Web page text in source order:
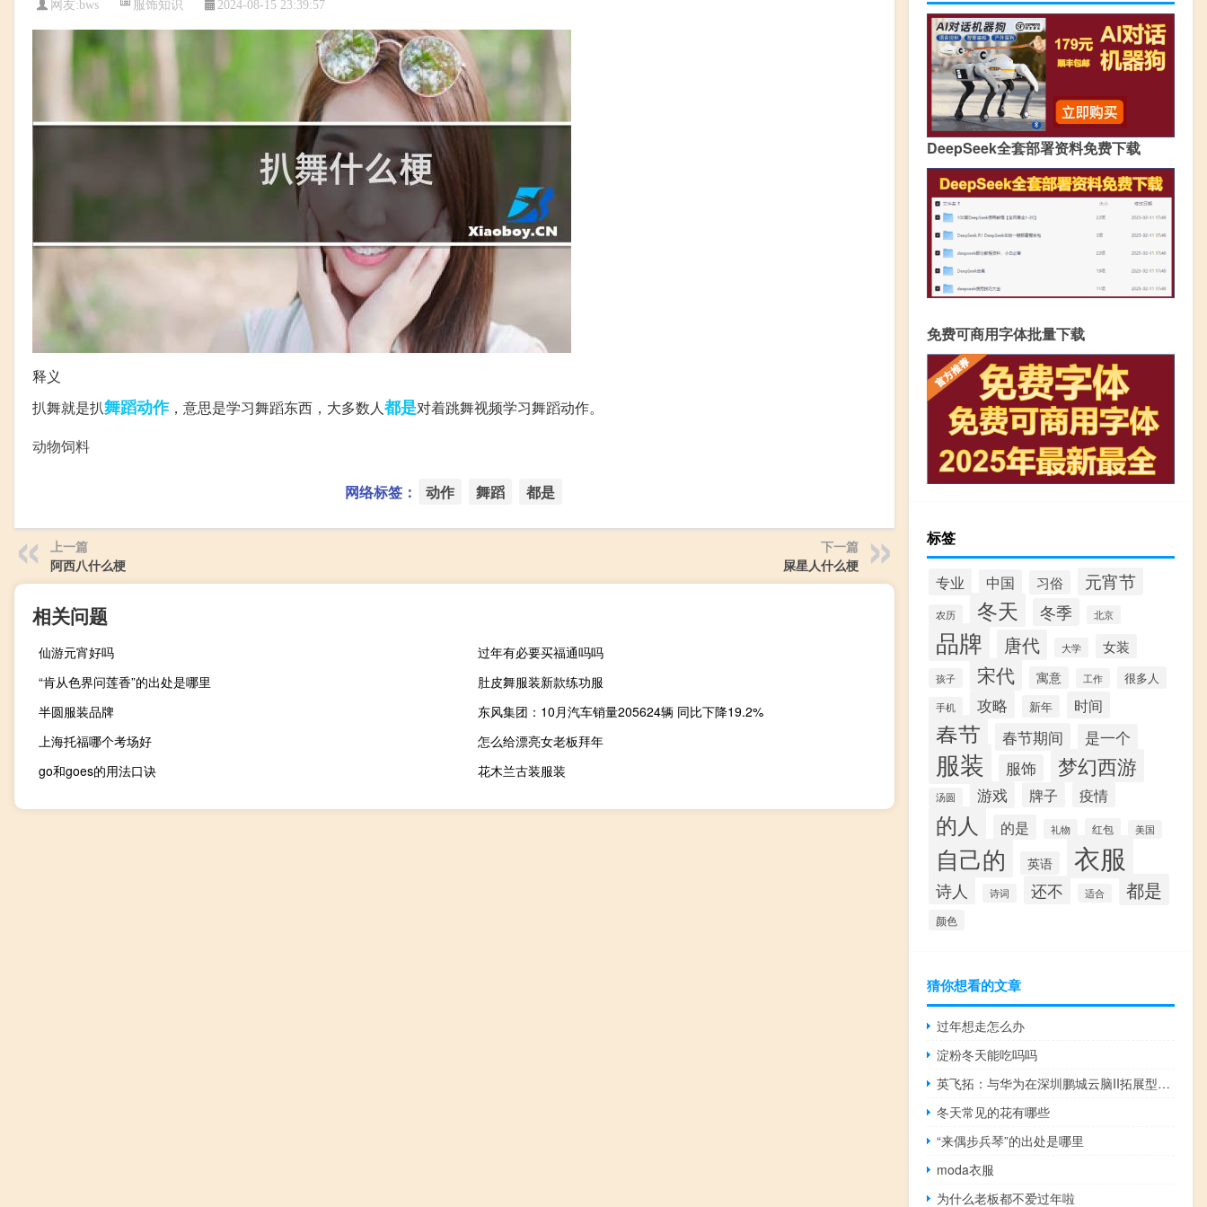
网友:bws 2024-08-15 23:39:57
释义
扒舞就是扒舞蹈动作，意思是学习舞蹈东西，大多数人都是对着跳舞视频学习舞蹈动作。‌‌‌‌‌‌‌‌
动物饲料
网络标签： 动作 舞蹈 都是
上一篇
阿西八什么梗
下一篇
屎星人什么梗
相关问题
仙游元宵好吗
过年有必要买福通吗吗
“肯从色界问莲香”的出处是哪里
肚皮舞服装新款练功服
半圆服装品牌
东风集团：10月汽车销量205624辆 同比下降19.2%
上海托福哪个考场好
怎么给漂亮女老板拜年
go和goes的用法口诀
花木兰古装服装
DeepSeek全套部署资料免费下载
免费可商用字体批量下载
标签
专业 中国 习俗 元宵节
农历 冬天 冬季 北京
品牌 唐代 大学 女装
孩子 宋代 寓意 工作 很多人
手机 攻略 新年 时间
春节 春节期间 是一个
服装 服饰 梦幻西游
汤圆 游戏 牌子 疫情
的人 的是 礼物 红包 美国
自己的 英语 衣服
诗人 诗词 还不 适合 都是
颜色
猜你想看的文章
过年想走怎么办
淀粉冬天能吃吗吗
英飞拓：与华为在深圳鹏城云脑II拓展型项目建设有合作
冬天常见的花有哪些
“来偶步兵琴”的出处是哪里
moda衣服
为什么老板都不爱过年啦